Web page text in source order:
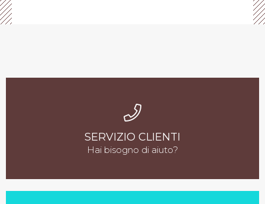
SERVIZIO CLIENTI
Hai bisogno di aiuto?